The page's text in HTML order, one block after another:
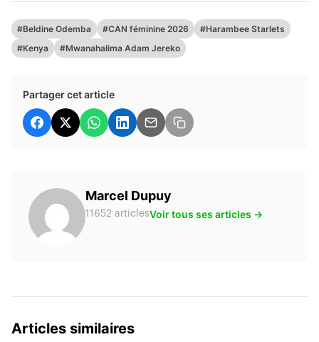
#Beldine Odemba #CAN féminine 2026
#Harambee Starlets
#Kenya
#Mwanahalima Adam Jereko
Partager cet article
Marcel Dupuy
11652 articlesVoir tous ses articles →
Articles similaires